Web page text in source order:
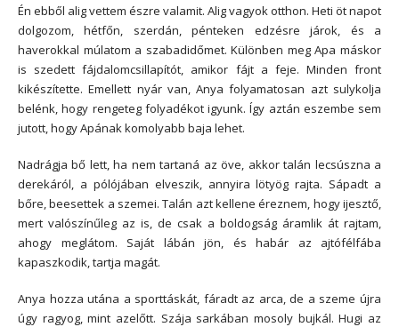
Én ebből alig vettem észre valamit. Alig vagyok otthon. Heti öt napot
dolgozom, hétfőn, szerdán, pénteken edzésre járok, és a
haverokkal múlatom a szabadidőmet. Különben meg Apa máskor
is szedett fájdalomcsillapítót, amikor fájt a feje. Minden front
kikészítette. Emellett nyár van, Anya folyamatosan azt sulykolja
belénk, hogy rengeteg folyadékot igyunk. Így aztán eszembe sem
jutott, hogy Apának komolyabb baja lehet.
Nadrágja bő lett, ha nem tartaná az öve, akkor talán lecsúszna a
derekáról, a pólójában elveszik, annyira lötyög rajta. Sápadt a
bőre, beesettek a szemei. Talán azt kellene éreznem, hogy ijesztő,
mert valószínűleg az is, de csak a boldogság áramlik át rajtam,
ahogy meglátom. Saját lábán jön, és habár az ajtófélfába
kapaszkodik, tartja magát.
Anya hozza utána a sporttáskát, fáradt az arca, de a szeme újra
úgy ragyog, mint azelőtt. Szája sarkában mosoly bujkál. Hugi az